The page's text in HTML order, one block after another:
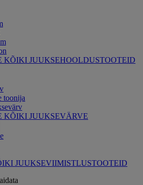
KÕIKI JUUKSEHOOLDUSTOOTEID
toonija
KÕIKI JUUKSEVÄRVE
JUUKSEVIIMISTLUSTOOTEID